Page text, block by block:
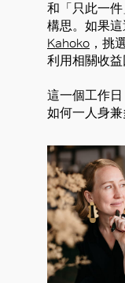
和「只此一
構思。如果
Kahoko ，挑
利用相關收益
這一個工作
如何一人身兼